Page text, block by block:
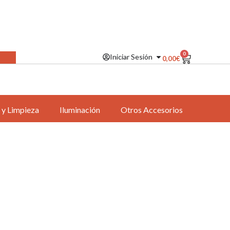
Iniciar Sesión 0,00€
0
Limpieza Iluminación Otros Accesorios